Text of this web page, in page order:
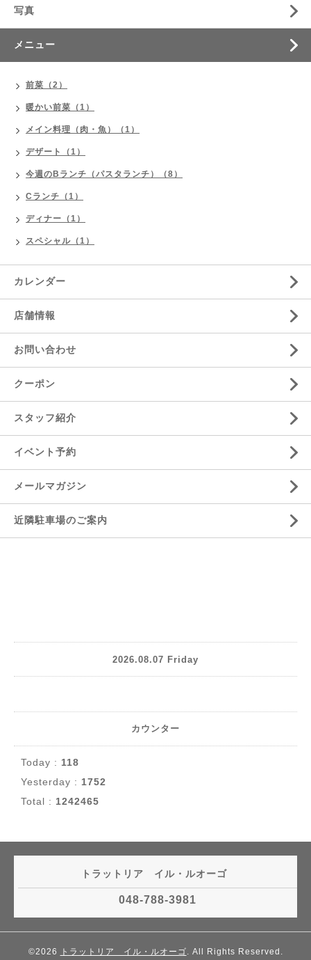
写真
メニュー
前菜（2）
暖かい前菜（1）
メイン料理（肉・魚）（1）
デザート（1）
今週のBランチ（パスタランチ）（8）
Cランチ（1）
ディナー（1）
スペシャル（1）
カレンダー
店舗情報
お問い合わせ
クーポン
スタッフ紹介
イベント予約
メールマガジン
近隣駐車場のご案内
2026.08.07 Friday
カウンター
Today : 118
Yesterday : 1752
Total : 1242465
トラットリア イル・ルオーゴ
048-788-3981
©2026 トラットリア イル・ルオーゴ. All Rights Reserved.